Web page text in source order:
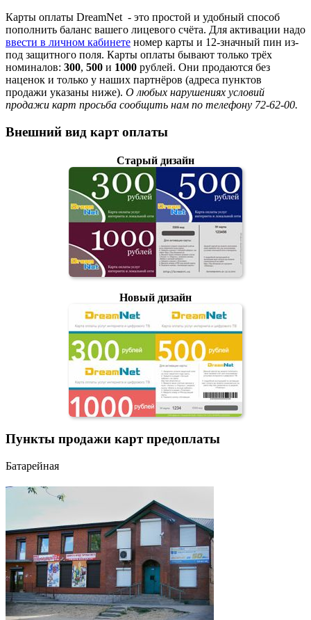
Карты оплаты DreamNet - это простой и удобный способ
пополнить баланс вашего лицевого счёта. Для активации надо
ввести в личном кабинете номер карты и 12-значный пин из-
под защитного поля. Карты оплаты бывают только трёх
номиналов: 300, 500 и 1000 рублей. Они продаются без
наценок и только у наших партнёров (адреса пунктов
продажи указаны ниже). О любых нарушениях условий
продажи карт просьба сообщить нам по телефону 72-62-00.
Внешний вид карт оплаты
Старый дизайн
Новый дизайн
Пункты продажи карт предоплаты
Батарейная